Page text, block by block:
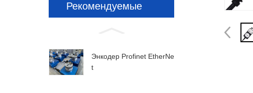
Рекомендуемые
Энкодер Profinet EtherNe
t